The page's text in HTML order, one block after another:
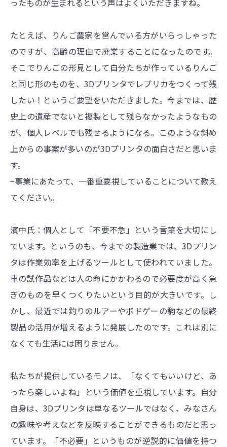
たとえば、りんご農家を営んでいる方がいらっしゃった
のですが、高齢の理由で廃業することになったのです。
そこでりんごの形見として自分たちが作っているりんご
と同じ形のものを、3Dプリンタでレプリカをつくって残
したい！というご要望をいただきました。今までは、歴
史上の遺産でないと複製として残らなかったようなもの
が、個人レベルでも残せるようになる。このような斜め
上からの事案が多いのが3Dプリンタの面白さだと思いま
す。
−事業にあたって、一番重要視していることについて教え
てください。
濱中氏：個人として「不要不急」という言葉を大切にし
ています。というのも、今までの製造業では、3Dプリン
タは作業効率を上げるツールとして使われていました。
車の試作品などは人の命にかかわるので必要度が高く急
ぎのものを早くつくりたいという目的が大きいです。し
かし、最近では釣りのルアーやボドゲーの駒などの最終
製品の活用が増えるように発展したのです。これは別に
なくても生活には困りません。
私たちが提供しているモノは、「なくてもいいけど、あ
ったら楽しいよね」という価値を重視しています。自分
自身は、3Dプリンタは単なるツールではなく、みなさん
の趣味や考えなどを反映することができるものだと思っ
ています。「不必要」というものが逆説的に価値を持つ